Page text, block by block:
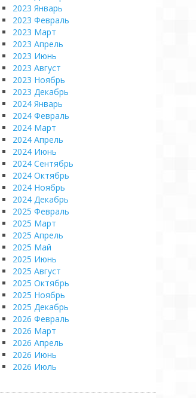
2023 Январь
2023 Февраль
2023 Март
2023 Апрель
2023 Июнь
2023 Август
2023 Ноябрь
2023 Декабрь
2024 Январь
2024 Февраль
2024 Март
2024 Апрель
2024 Июнь
2024 Сентябрь
2024 Октябрь
2024 Ноябрь
2024 Декабрь
2025 Февраль
2025 Март
2025 Апрель
2025 Май
2025 Июнь
2025 Август
2025 Октябрь
2025 Ноябрь
2025 Декабрь
2026 Февраль
2026 Март
2026 Апрель
2026 Июнь
2026 Июль